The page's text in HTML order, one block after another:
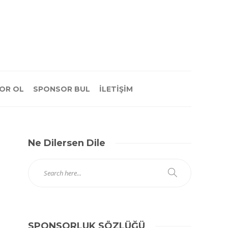
OL SPONSOR BUL İLETİŞİM
Ne Dilersen Dile